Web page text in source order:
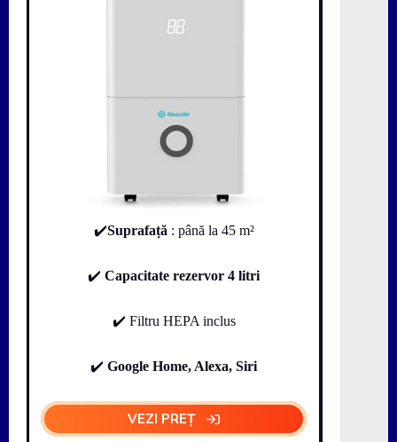
✔️Suprafață : până la 45 m²
✔️Capacitate rezervor 4 litri
✔️ Filtru HEPA inclus
✔️ Google Home, Alexa, Siri
VEZI PREȚ